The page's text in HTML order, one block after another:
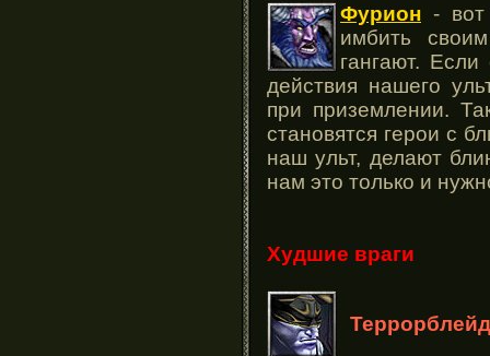
Фурион -
имбить
гангают.
действия нашего
при приземлении.
становятся герои с
наш ульт, делают
нам это только и
Худшие враги
Террорблейд